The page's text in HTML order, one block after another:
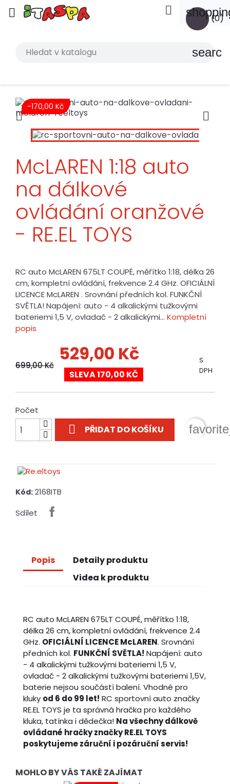
 (0)

search
-170,00 Kč
 
McLAREN 1:18 auto
na dálkové
ovládání oranžové
- RE.EL TOYS
RC auto McLAREN 675LT COUPÉ, měřítko 1:18, délka 26
cm, kompletní ovládání, frekvence 2.4 GHz. OFICIÁLNÍ
LICENCE McLAREN . Srovnání předních kol. FUNKČNÍ
SVĚTLA! Napájení: auto - 4 alkalickými tužkovými
bateriemi 1,5 V, ovladač - 2 alkalickými... Kompletní
popis
699,00 Kč
529,00 Kč
SLEVA 170,00 KČ
S
DPH
Počet
 PŘIDAT DO KOŠÍKU
Kód: 2168ITB
Sdílet
Popis
Detaily produktu
Videa k produktu
RC auto McLAREN 675LT COUPÉ, měřítko 1:18,
délka 26 cm, kompletní ovládání, frekvence 2.4
GHz. OFICIÁLNÍ LICENCE McLAREN. Srovnání
předních kol. FUNKČNÍ SVĚTLA! Napájení: auto
- 4 alkalickými tužkovými bateriemi 1,5 V,
ovladač - 2 alkalickými tužkovými bateriemi 1,5V,
baterie nejsou součástí balení. Vhodné pro
kluky od 6 do 99 let! RC sportovní auto značky
RE.EL TOYS je ta správná hračka pro každého
kluka, tatínka i dědečka! Na všechny dálkově
ovládané hračky značky RE.EL TOYS
poskytujeme záruční i pozáruční servis!
MOHLO BY VÁS TAKÉ ZAJÍMAT